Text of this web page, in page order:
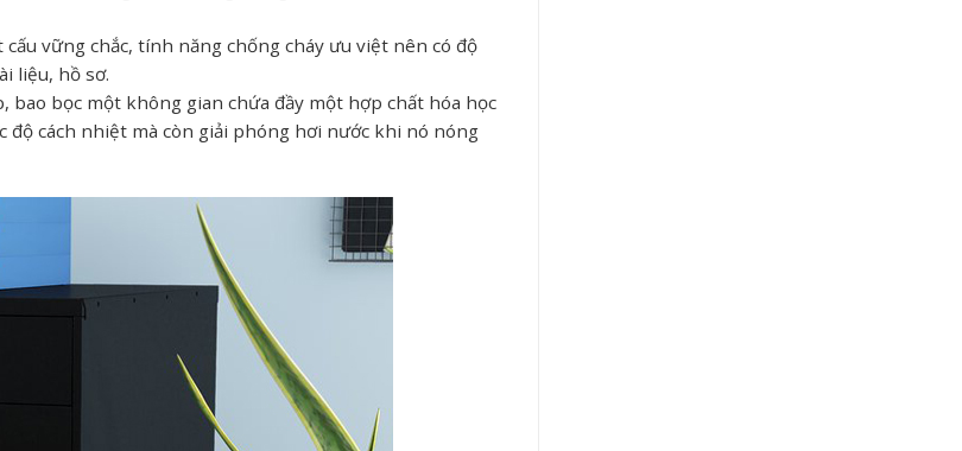
vững chắc, tính năng chống cháy ưu việt nên có độ
liệu, hồ sơ.
bọc một không gian chứa đầy một hợp chất hóa học
độ cách nhiệt mà còn giải phóng hơi nước khi nó nóng